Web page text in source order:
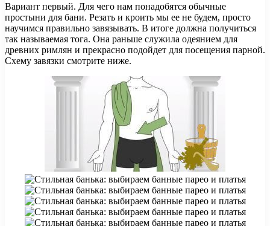
Вариант первый. Для чего нам понадобятся обычные
простыни для бани. Резать и кроить мы ее не будем, просто
научимся правильно завязывать. В итоге должна получиться
так называемая тога. Она раньше служила одеянием для
древних римлян и прекрасно подойдет для посещения парной.
Схему завязки смотрите ниже.